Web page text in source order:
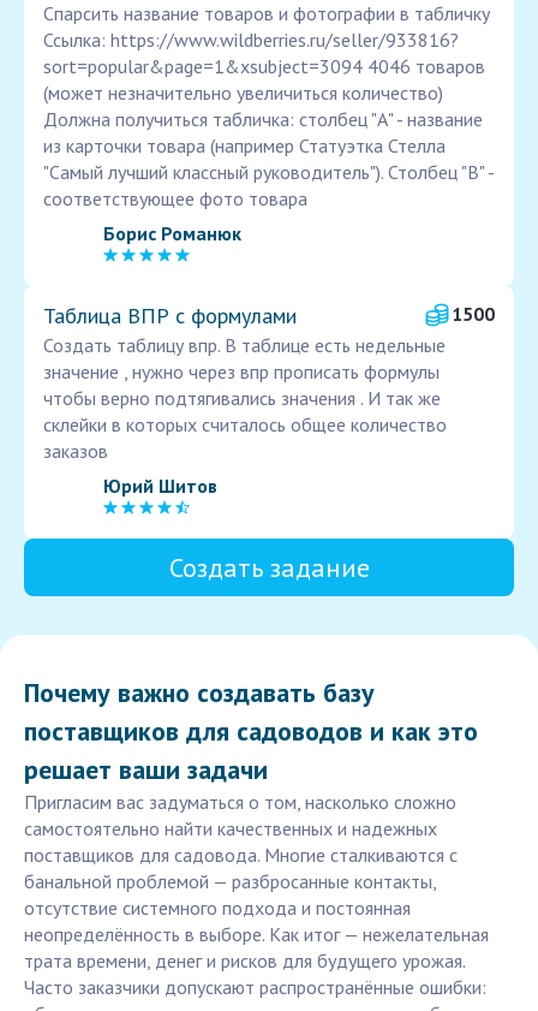
Спарсить название товаров и фотографии в табличку
Ссылка: https://www.wildberries.ru/seller/933816?
sort=popular&page=1&xsubject=3094 4046 товаров
(может незначительно увеличиться количество)
Должна получиться табличка: столбец "А" - название
из карточки товара (например Статуэтка Стелла
"Самый лучший классный руководитель"). Столбец "В" -
соответствующее фото товара
Борис Романюк
Таблица ВПР с формулами
1500
Создать таблицу впр. В таблице есть недельные
значение , нужно через впр прописать формулы
чтобы верно подтягивались значения . И так же
склейки в которых считалось общее количество
заказов
Юрий Шитов
Создать задание
Почему важно создавать базу
поставщиков для садоводов и как это
решает ваши задачи
Пригласим вас задуматься о том, насколько сложно
самостоятельно найти качественных и надежных
поставщиков для садовода. Многие сталкиваются с
банальной проблемой — разбросанные контакты,
отсутствие системного подхода и постоянная
неопределённость в выборе. Как итог — нежелательная
трата времени, денег и рисков для будущего урожая.
Часто заказчики допускают распространённые ошибки: